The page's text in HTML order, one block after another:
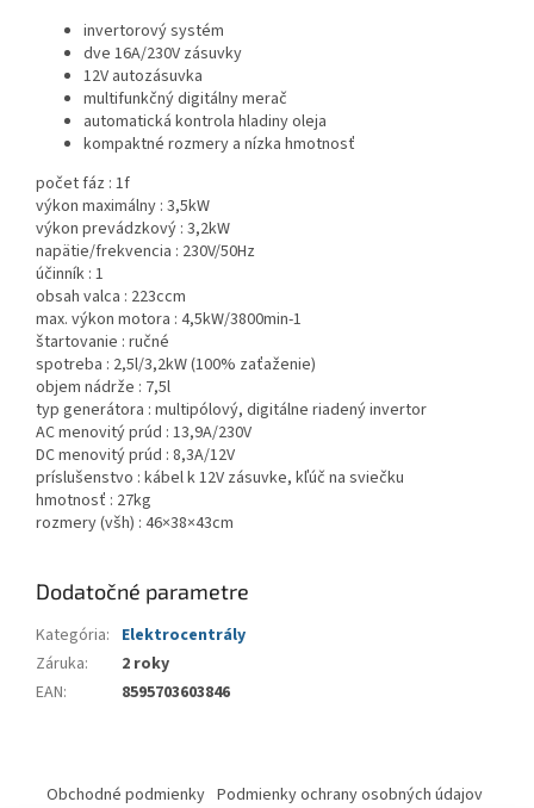
invertorový systém
dve 16A/230V zásuvky
12V autozásuvka
multifunkčný digitálny merač
automatická kontrola hladiny oleja
kompaktné rozmery a nízka hmotnosť
počet fáz : 1f
výkon maximálny : 3,5kW
výkon prevádzkový : 3,2kW
napätie/frekvencia : 230V/50Hz
účinník : 1
obsah valca : 223ccm
max. výkon motora : 4,5kW/3800min-1
štartovanie : ručné
spotreba : 2,5l/3,2kW (100% zaťaženie)
objem nádrže : 7,5l
typ generátora : multipólový, digitálne riadený invertor
AC menovitý prúd : 13,9A/230V
DC menovitý prúd : 8,3A/12V
príslušenstvo : kábel k 12V zásuvke, kľúč na sviečku
hmotnosť : 27kg
rozmery (všh) : 46×38×43cm
Dodatočné parametre
Kategória: Elektrocentrály
Záruka:
2 roky
EAN: 8595703603846
Obchodné podmienky Podmienky ochrany osobných údajov